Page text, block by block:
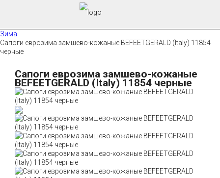
Зима
Сапоги еврозима замшево-кожаные BEFEETGERALD (Italy) 11854
черные
Сапоги еврозима замшево-кожаные
BEFEETGERALD (Italy) 11854 черные